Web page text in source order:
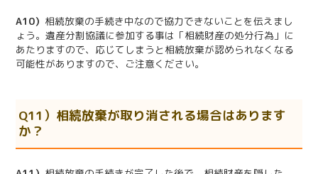
A10） 相続放棄の手続き中なので協力できないことを伝えまし
ょう。遺産分割協議に参加する事は「相続財産の処分行為」に
あたりますので、応じてしまうと相続放棄が認められなくなる
可能性がありますので、ご注意ください。
Q11）相続放棄が取り消される場合はあります
か？